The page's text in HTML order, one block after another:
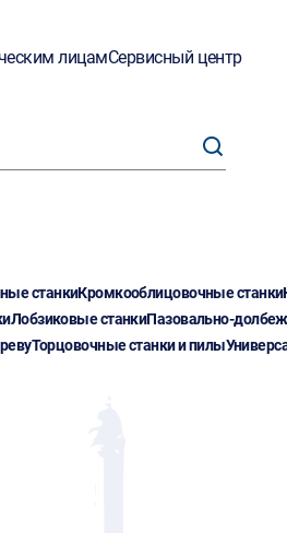
лицамСервисный центр
станкиКромкооблицовочные станки
Лобзиковые станкиПазовально-
Торцовочные станки и пилы